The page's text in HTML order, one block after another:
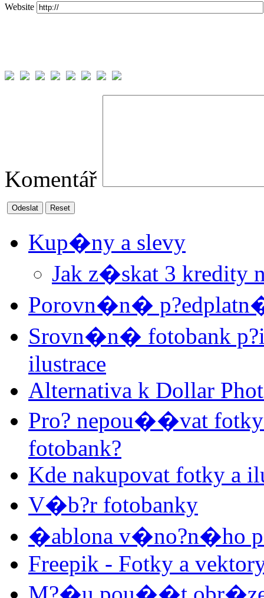
Website
Komentář
Odeslat Reset
Kup�ny a slevy
Jak z�skat 3 kredity
Porovn�n�
Srovn�n� fotobank
ilustrace
Alternativa k Dollar
Pro? nepou��vat fotky
fotobank?
Kde nakupovat fotky a
V�b?r fotobanky
�ablona v�no?n�ho
Freepik - Fotky a